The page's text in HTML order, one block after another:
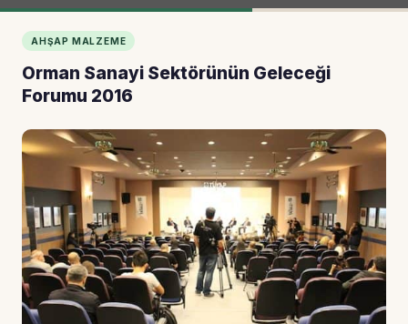
AHŞAP MALZEME
Orman Sanayi Sektörünün Geleceği
Forumu 2016